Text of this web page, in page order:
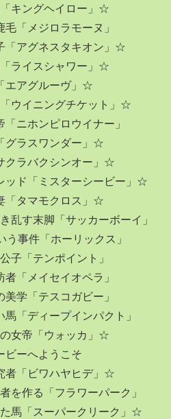
キングヘイロー」☆
「メジロラモーヌ」
「アグネスタキオン」☆
ライスシャワー」☆
エアグルーヴ」☆
ウイニングチケット」☆
ニホンピロウイナー」
グラスワンダー」☆
クラバクシンオー」☆
ッド「ミスターシービー」☆
「タマモクロス」☆
乱す末脚「サッカーボーイ」
う事件「ホーリックス」
子「テンポイント」
「メイセイオペラ」
学「テスコガビー」
「ディープインパクト」
女帝「ウォッカ」☆
ビーへようこそ
者「ビワハヤヒデ」☆
を作る「フラワーパーク」
馬「スーパークリーク」☆